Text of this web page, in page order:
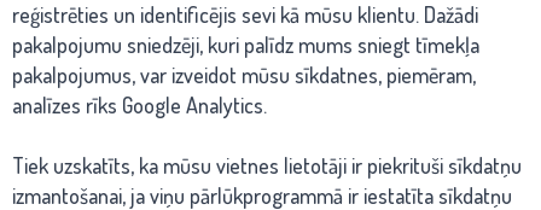
reģistrēties un identificējis sevi kā mūsu klientu. Dažādi
pakalpojumu sniedzēji, kuri palīdz mums sniegt tīmekļa
pakalpojumus, var izveidot mūsu sīkdatnes, piemēram,
analīzes rīks Google Analytics.
Tiek uzskatīts, ka mūsu vietnes lietotāji ir piekrituši sīkdatņu
izmantošanai, ja viņu pārlūkprogrammā ir iestatīta sīkdatņu